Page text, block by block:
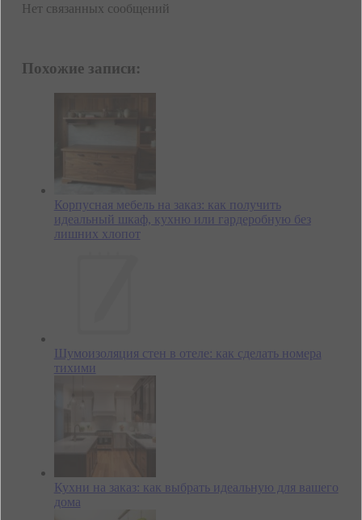
Нет связанных сообщений
Похожие записи:
Корпусная мебель на заказ: как получить
идеальный шкаф, кухню или гардеробную без
лишних хлопот
Шумоизоляция стен в отеле: как сделать номера
тихими
Кухни на заказ: как выбрать идеальную для вашего
дома